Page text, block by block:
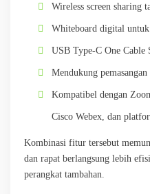
Wireless screen sharing
Whiteboard digital
USB Type-C One Cable
Mendukung
Kompatibel dengan
Cisco Webex, dan
Kombinasi fitur tersebut
dan rapat berlangsung lebih
perangkat tambahan.